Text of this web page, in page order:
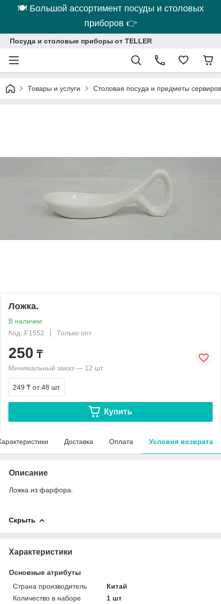
🍽 Большой ассортимент посуды и столовых
приборов 👉
Посуда и столовые приборы от TELLER
Товары и услуги Столовая посуда и предметы
Ложка.
В наличии
Код: F1552
Только опт
250 ₸
Минимальный заказ — 12 шт.
249 ₸ от 48 шт.
Купить
Доставка Оплата Условия возврата
Описание
Ложка из фарфора.
Скрыть
Характеристики
Основные атрибуты
Страна производитель
Китай
Количество в наборе
1 шт